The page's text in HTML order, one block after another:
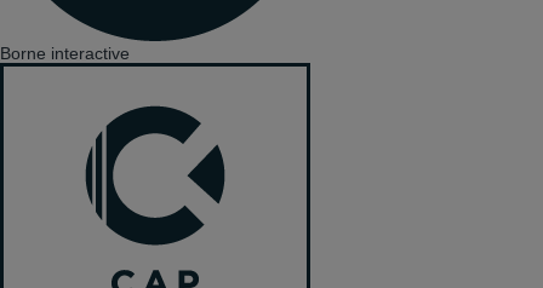
Borne interactive